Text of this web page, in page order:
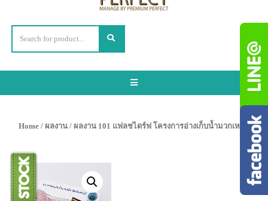
Toggle
Home / ผลงาน / ผลงาน 101 แฟลชไดร์ฟ โครงการอ่างเก็บน้ำมวกเหล็ก